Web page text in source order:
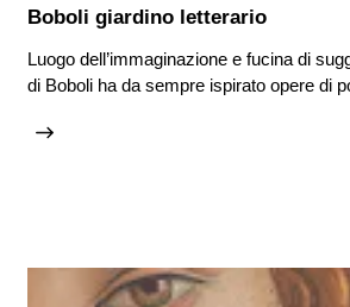
Boboli giardino letterario
Luogo dell’immaginazione e fucina di
di Boboli ha da sempre ispirato opere di